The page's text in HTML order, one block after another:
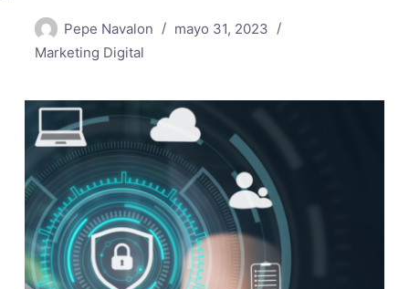
Pepe Navalon
mayo 31, 2023
Marketing Digital